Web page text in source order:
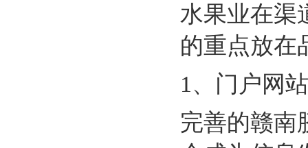
水果业在渠
的重点放在
1、门户网
完善的赣南